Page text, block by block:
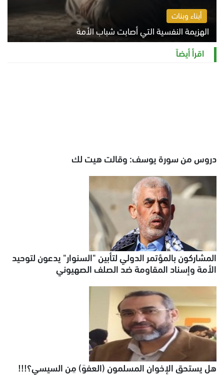
أبناء وبنات
الهزيمة النفسية التي أصابت شباب الأمة
الخميس 6 أغسطس 2026 11:12 ص
اقرأ أيضاً
دروس من سورة يوسف: وقالت هيت لك
المشاركون بالمؤتمر الدولي لتأبين "السنوار" يدعون لتوحيد
الأمة وإسناد المقاومة ضد الصلف الصهيوني
هل يستحق الإخوان المسلمون (العفوَ) مِن السيسي؟!!!